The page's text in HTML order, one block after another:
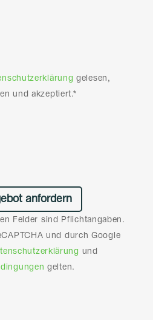
gelesen,
und akzeptiert.*
Felder sind Pflichtangaben.
und durch Google
und
gelten.